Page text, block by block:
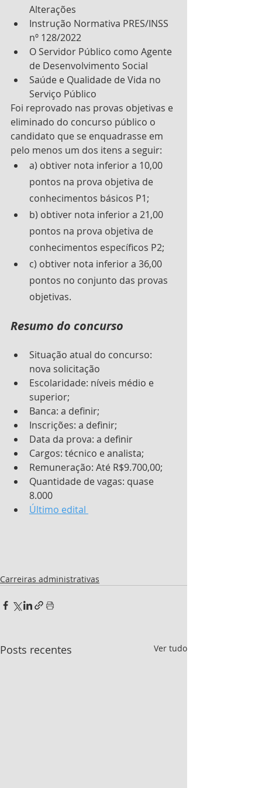
Alterações
Instrução Normativa PRES/INSS
nº 128/2022
O Servidor Público como Agente
de Desenvolvimento Social
Saúde e Qualidade de Vida no
Serviço Público
Foi reprovado nas provas objetivas e
eliminado do concurso público o
candidato que se enquadrasse em
pelo menos um dos itens a seguir:
a) obtiver nota inferior a 10,00
pontos na prova objetiva de
conhecimentos básicos P1;
b) obtiver nota inferior a 21,00
pontos na prova objetiva de
conhecimentos específicos P2;
c) obtiver nota inferior a 36,00
pontos no conjunto das provas
objetivas.
Resumo do concurso
Situação atual do concurso:
nova solicitação
Escolaridade: níveis médio e
superior;
Banca: a definir;
Inscrições: a definir;
Data da prova: a definir
Cargos: técnico e analista;
Remuneração: Até R$9.700,00;
Quantidade de vagas: quase
8.000
Último edital
Carreiras administrativas
Posts recentes Ver tudo